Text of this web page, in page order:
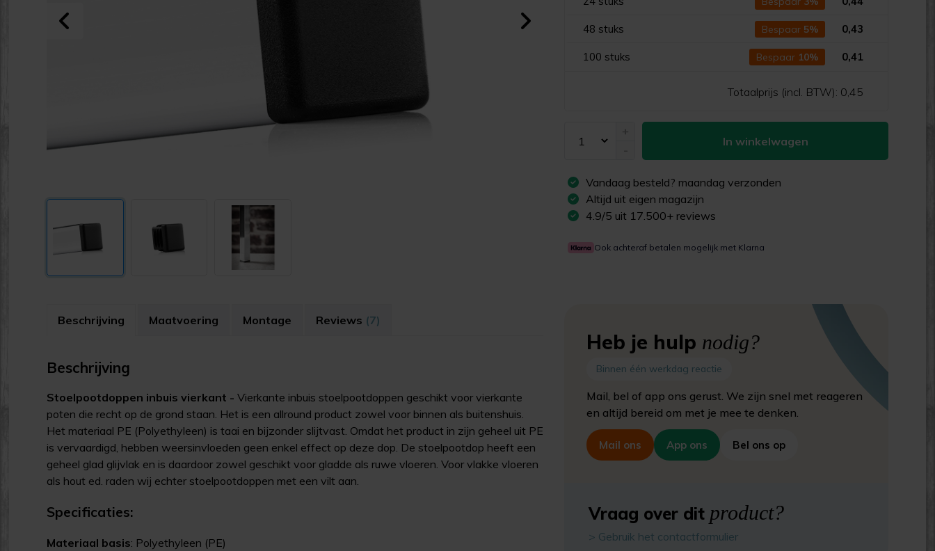
48 stuks Bespaar 5% 0,43
100 stuks Bespaar 10% 0,41
Totaalprijs (incl. BTW): 0,45
In winkelwagen
Vandaag besteld? maandag verzonden
Altijd uit eigen magazijn
4.9/5 uit 17.500+ reviews
Ook achteraf betalen mogelijk met Klarna
Beschrijving Maatvoering Montage Reviews (7)
Beschrijving
Stoelpootdoppen inbuis vierkant - Vierkante inbuis stoelpootdoppen geschikt voor vierkante
poten die recht op de grond staan. Het is een allround product zowel voor binnen als buitenshuis.
Het materiaal PE (Polyethyleen) is taai en bijzonder slijtvast. Omdat het product in zijn geheel uit PE
is vervaardigd, hebben weersinvloeden geen enkel effect op deze dop. De stoelpootdop heeft een
geheel glad glijvlak en is daardoor zowel geschikt voor gladde als ruwe vloeren. Voor vlakke vloeren
als hout ed. raden wij echter stoelpootdoppen met een vilt aan.
Specificaties:
Materiaal basis: Polyethyleen (PE)
Heb je hulp nodig?
Binnen één werkdag reactie
Mail, bel of app ons gerust. We zijn snel met reageren
en altijd bereid om met je mee te denken.
Mail ons App ons Bel ons op
Vraag over dit product?
> Gebruik het contactformulier